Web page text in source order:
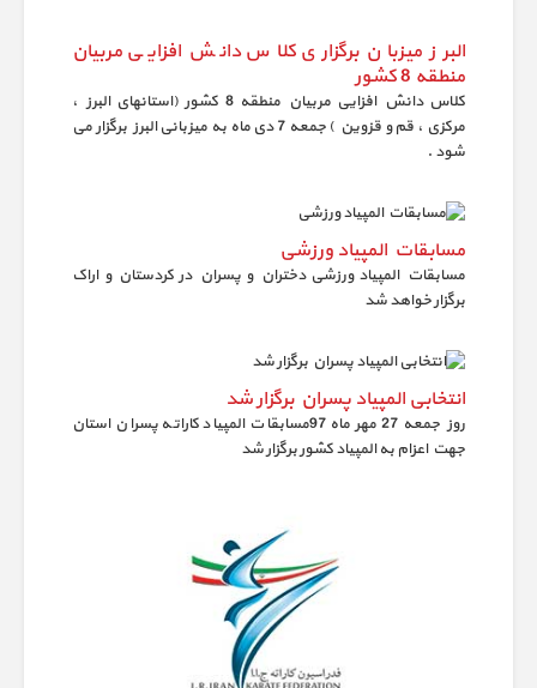
البرز میزبان برگزاری کلاس دانش افزایی مربیان
منطقه 8 کشور
کلاس دانش افزایی مربیان منطقه 8 کشور (استانهای البرز ،
مرکزی ، قم و قزوین ) جمعه 7 دی ماه به میزبانی البرز برگزار می
شود .
مسابقات المپیاد ورزشی
مسابقات المپیاد ورزشی دختران و پسران در کردستان و اراک
برگزار خواهد شد
انتخابی المپیاد پسران برگزار شد
روز جمعه 27 مهر ماه 97مسابقات المپیاد کاراته پسران استان
جهت اعزام به المپیاد کشور برگزار شد